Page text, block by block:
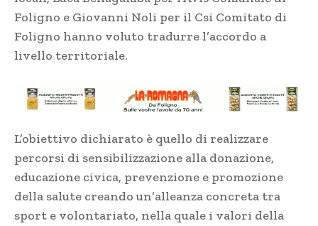
Foligno e Giovanni Noli per il Csi Comitato di
Foligno hanno voluto tradurre l’accordo a
livello territoriale.
L’obiettivo dichiarato è quello di realizzare
percorsi di sensibilizzazione alla donazione,
educazione civica, prevenzione e promozione
della salute creando un’alleanza concreta tra
sport e volontariato, nella quale i valori della